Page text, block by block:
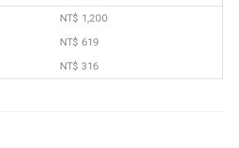
NT$ 1,200
NT$ 619
NT$ 316